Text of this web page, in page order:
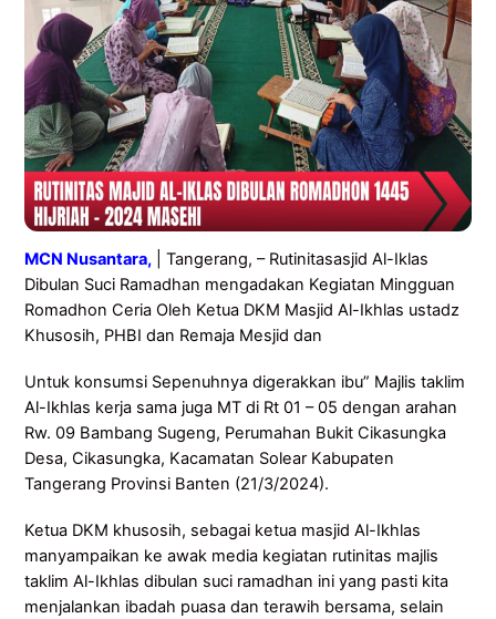
MCN Nusantara, | Tangerang, – Rutinitasasjid Al-Iklas
Dibulan Suci Ramadhan mengadakan Kegiatan Mingguan
Romadhon Ceria Oleh Ketua DKM Masjid Al-Ikhlas ustadz
Khusosih, PHBI dan Remaja Mesjid dan
Untuk konsumsi Sepenuhnya digerakkan ibu” Majlis taklim
Al-Ikhlas kerja sama juga MT di Rt 01 – 05 dengan arahan
Rw. 09 Bambang Sugeng, Perumahan Bukit Cikasungka
Desa, Cikasungka, Kacamatan Solear Kabupaten
Tangerang Provinsi Banten (21/3/2024).
Ketua DKM khusosih, sebagai ketua masjid Al-Ikhlas
manyampaikan ke awak media kegiatan rutinitas majlis
taklim Al-Ikhlas dibulan suci ramadhan ini yang pasti kita
menjalankan ibadah puasa dan terawih bersama, selain